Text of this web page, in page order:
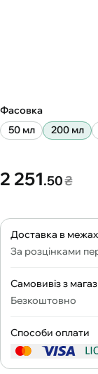
Фасовка
50 мл
200 мл
2 251.50₴
Доставка в
За розцінками
Самовивіз з
Безкоштовно
Способи оплати